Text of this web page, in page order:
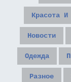
Красота И
Новости
Одежда
Разное